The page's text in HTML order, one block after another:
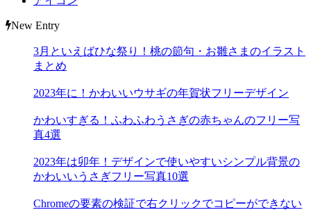
New Entry
3月といえばひな祭り！桃の節句・お雛さまのイラスト
まとめ
2023年に！かわいいウサギの年賀状フリーデザイン
かわいすぎる！ふわふわうさぎの赤ちゃんのフリー写
真4選
2023年は卯年！デザインで使いやすいシンプル背景の
かわいいうさぎフリー写真10選
Chromeの要素の検証で右クリックでコピーができない